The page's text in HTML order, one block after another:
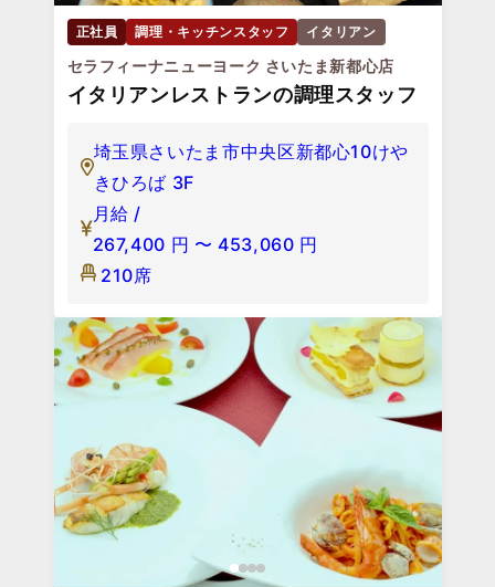
正社員 調理・キッチンスタッフ イタリアン
セラフィーナニューヨーク さいたま新都心店
イタリアンレストランの調理スタッフ
埼玉県さいたま市中央区新都心10けや
きひろば 3F
月給 /
267,400 円 〜 453,060 円
210席